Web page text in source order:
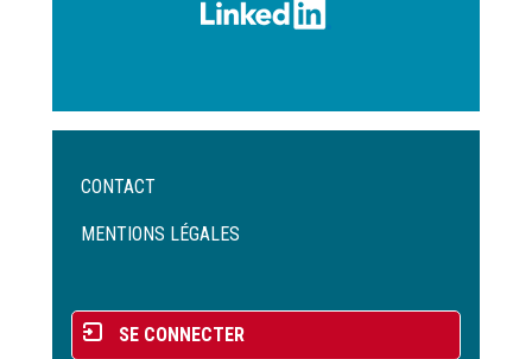
Menu
de
CONTACT
MENTIONS LÉGALES
Menu
du
SE CONNECTER